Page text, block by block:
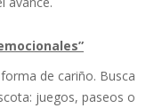
de cariño. Busca
juegos, paseos o